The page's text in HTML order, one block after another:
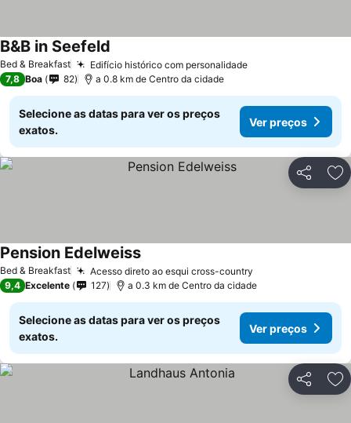
Bed & Breakfast Edifício histórico com personalidade
B&B in Seefeld
7,8 Boa 82 a 0.8 km de Centro da cidade
Selecione as datas para ver os preços
exatos.
Ver preços
Partilhar
Bed & Breakfast Acesso direto ao esqui cross-country
Pension Edelweiss
9,4 Excelente 127 a 0.3 km de Centro da cidade
Selecione as datas para ver os preços
exatos.
Ver preços
Partilhar